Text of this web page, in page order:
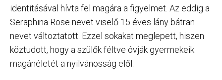
identitásával hívta fel magára a figyelmet. Az eddig a
Seraphina Rose nevet viselő 15 éves lány bátran
nevet változtatott. Ezzel sokakat meglepett, hiszen
köztudott, hogy a szülők féltve óvják gyermekeik
magánéletét a nyilvánosság elől.